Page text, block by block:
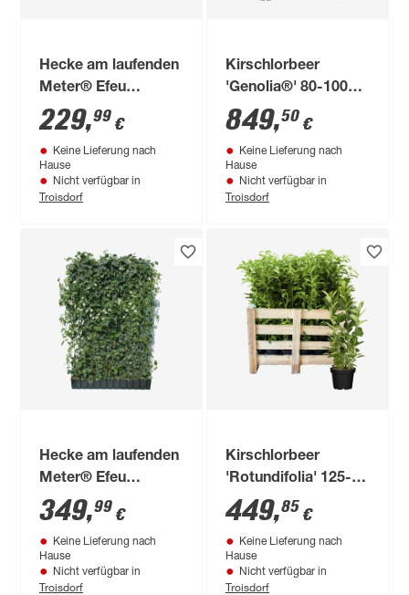
Hecke am laufenden
Meter® Efeu
'Woerneri' Balkon
130 x 100 cm
229,99 €
Keine Lieferung nach
Hause
Nicht verfügbar in
Troisdorf
Kirschlorbeer
'Genolia®' 80-100
cm 50 Stück
849,50 €
Keine Lieferung nach
Hause
Nicht verfügbar in
Troisdorf
Hecke am laufenden
Meter® Efeu
'Woerneri'/Clematis
weiß 180 x 120 cm
349,99 €
Keine Lieferung nach
Hause
Nicht verfügbar in
Troisdorf
Kirschlorbeer
'Rotundifolia' 125-
150 cm 15 Stück
449,85 €
Keine Lieferung nach
Hause
Nicht verfügbar in
Troisdorf